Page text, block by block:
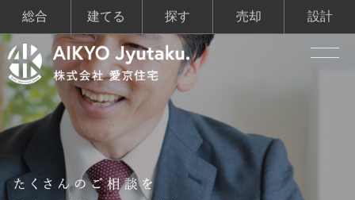
総合 建てる 探す 売却 設計